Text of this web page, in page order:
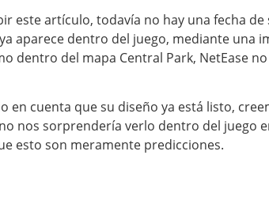
este artículo, todavía no hay una fecha de
aparece dentro del juego, mediante una
dentro del mapa Central Park, NetEase
en cuenta que su diseño ya está listo,
nos sorprendería verlo dentro del juego
esto son meramente predicciones.